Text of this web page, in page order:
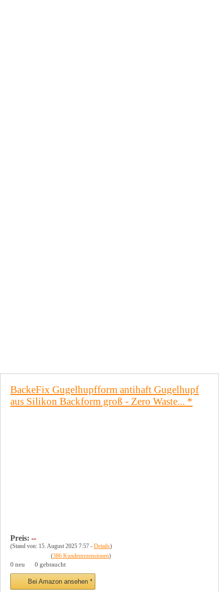
BackeFix Gugelhupfform antihaft Gugelhupf
aus Silikon Backform groß - Zero Waste... *
Preis: --
(Stand von: 15. August 2025 7:57 - Details)
(386 Kundenrezensionen)
0 neu
0 gebraucht
Bei Amazon ansehen *